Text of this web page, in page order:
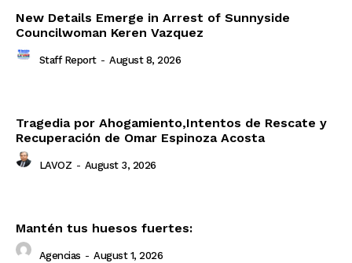
New Details Emerge in Arrest of Sunnyside
Councilwoman Keren Vazquez
Staff Report - August 8, 2026
Tragedia por Ahogamiento,Intentos de Rescate y
Recuperación de Omar Espinoza Acosta
LAVOZ - August 3, 2026
Mantén tus huesos fuertes:
Agencias - August 1, 2026